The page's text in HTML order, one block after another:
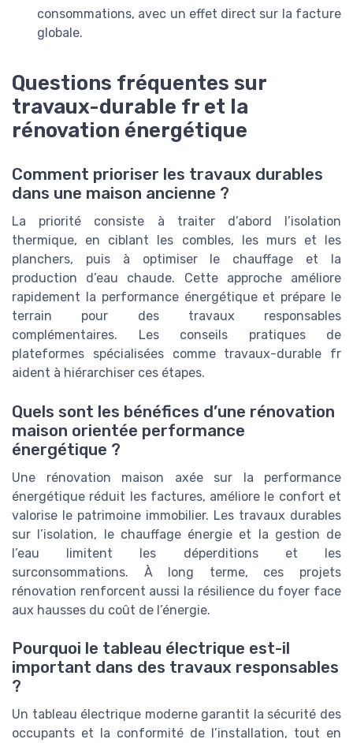
consommations, avec un effet direct sur la facture
globale.
Questions fréquentes sur
travaux-durable fr et la
rénovation énergétique
Comment prioriser les travaux durables
dans une maison ancienne ?
La priorité consiste à traiter d’abord l’isolation
thermique, en ciblant les combles, les murs et les
planchers, puis à optimiser le chauffage et la
production d’eau chaude. Cette approche améliore
rapidement la performance énergétique et prépare le
terrain pour des travaux responsables
complémentaires. Les conseils pratiques de
plateformes spécialisées comme travaux-durable fr
aident à hiérarchiser ces étapes.
Quels sont les bénéfices d’une rénovation
maison orientée performance
énergétique ?
Une rénovation maison axée sur la performance
énergétique réduit les factures, améliore le confort et
valorise le patrimoine immobilier. Les travaux durables
sur l’isolation, le chauffage énergie et la gestion de
l’eau limitent les déperditions et les
surconsommations. À long terme, ces projets
rénovation renforcent aussi la résilience du foyer face
aux hausses du coût de l’énergie.
Pourquoi le tableau électrique est-il
important dans des travaux responsables
?
Un tableau électrique moderne garantit la sécurité des
occupants et la conformité de l’installation, tout en